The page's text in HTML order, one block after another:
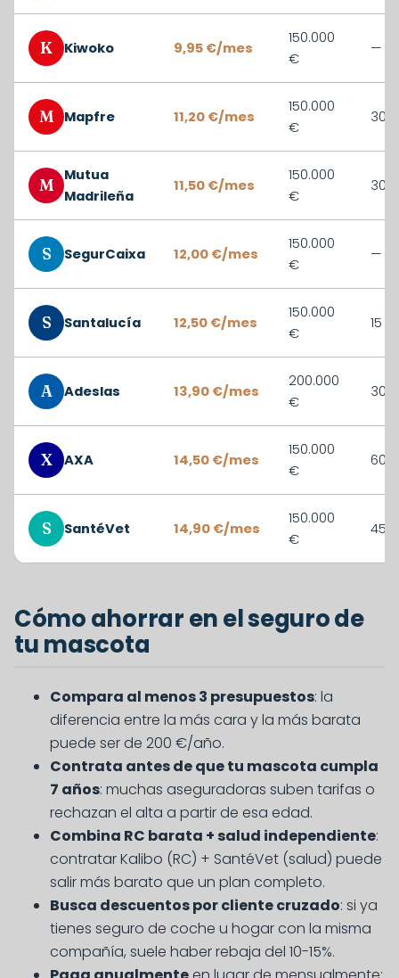
K Kiwoko 9,95 €/mes
150.000
€
—
M Mapfre 11,20 €/mes
150.000
€
30
M
Mutua
Madrileña
11,50 €/mes
150.000
€
30
S SegurCaixa 12,00 €/mes
150.000
€
—
S Santalucía 12,50 €/mes
150.000
€
15
A Adeslas 13,90 €/mes
200.000
€
30
X AXA 14,50 €/mes
150.000
€
60
S SantéVet 14,90 €/mes
150.000
€
45
Cómo ahorrar en el seguro de
tu mascota
Compara al menos 3 presupuestos: la
diferencia entre la más cara y la más barata
puede ser de 200 €/año.
Contrata antes de que tu mascota cumpla
7 años: muchas aseguradoras suben tarifas o
rechazan el alta a partir de esa edad.
Combina RC barata + salud independiente:
contratar Kalibo (RC) + SantéVet (salud) puede
salir más barato que un plan completo.
Busca descuentos por cliente cruzado: si ya
tienes seguro de coche u hogar con la misma
compañía, suele haber rebaja del 10-15%.